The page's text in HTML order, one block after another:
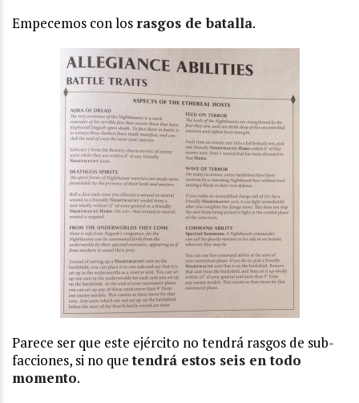
Empecemos con los rasgos de batalla.
Parece ser que este ejército no tendrá rasgos de sub-
facciones, si no quetendrá estos seis en todo
momento.